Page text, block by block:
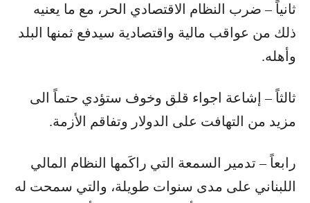
ثانياً – ضرب النظام الاقتصادي الحر، مع ما يعنيه
ذلك من عواقب مالية واقتصادية سيدفع ثمنها البلد
وأهله.
ثالثاً – إشاعة اجواء قلق وخوف ستؤدي حتماً الى
مزيد من التهافت على الدولار وتفاقم الأزمة.
رابعاً – تدمير السمعة التي راكَمها النظام المالي
اللبناني على مدى سنوات طويلة، والتي سمحت له